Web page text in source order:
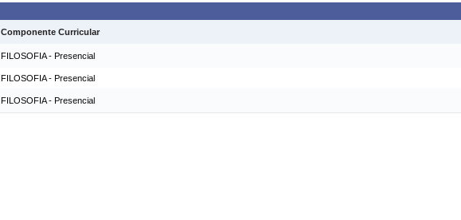
Componente Curricular
FILOSOFIA - Presencial
FILOSOFIA - Presencial
FILOSOFIA - Presencial